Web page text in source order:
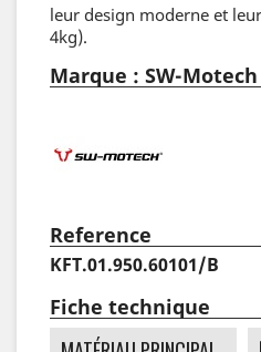
leur design moderne et
4kg).
Marque : SW-Motech
Reference
KFT.01.950.60101/B
Fiche technique